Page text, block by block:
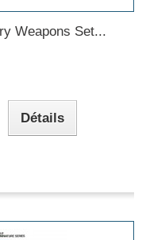
Weapons Set...
Détails